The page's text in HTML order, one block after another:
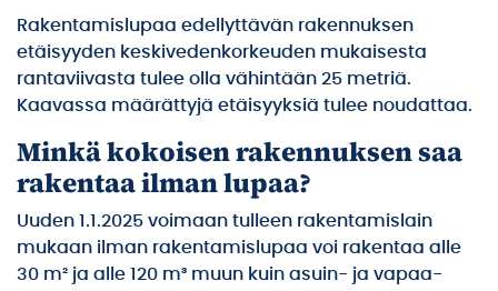
Rakentamislupaa edellyttävän rakennuksen
etäisyyden keskivedenkorkeuden mukaisesta
rantaviivasta tulee olla vähintään 25 metriä.
Kaavassa määrättyjä etäisyyksiä tulee noudattaa.
Minkä kokoisen rakennuksen saa
rakentaa ilman lupaa?
Uuden 1.1.2025 voimaan tulleen rakentamislain
mukaan ilman rakentamislupaa voi rakentaa alle
30 m² ja alle 120 m³ muun kuin asuin- ja vapaa-